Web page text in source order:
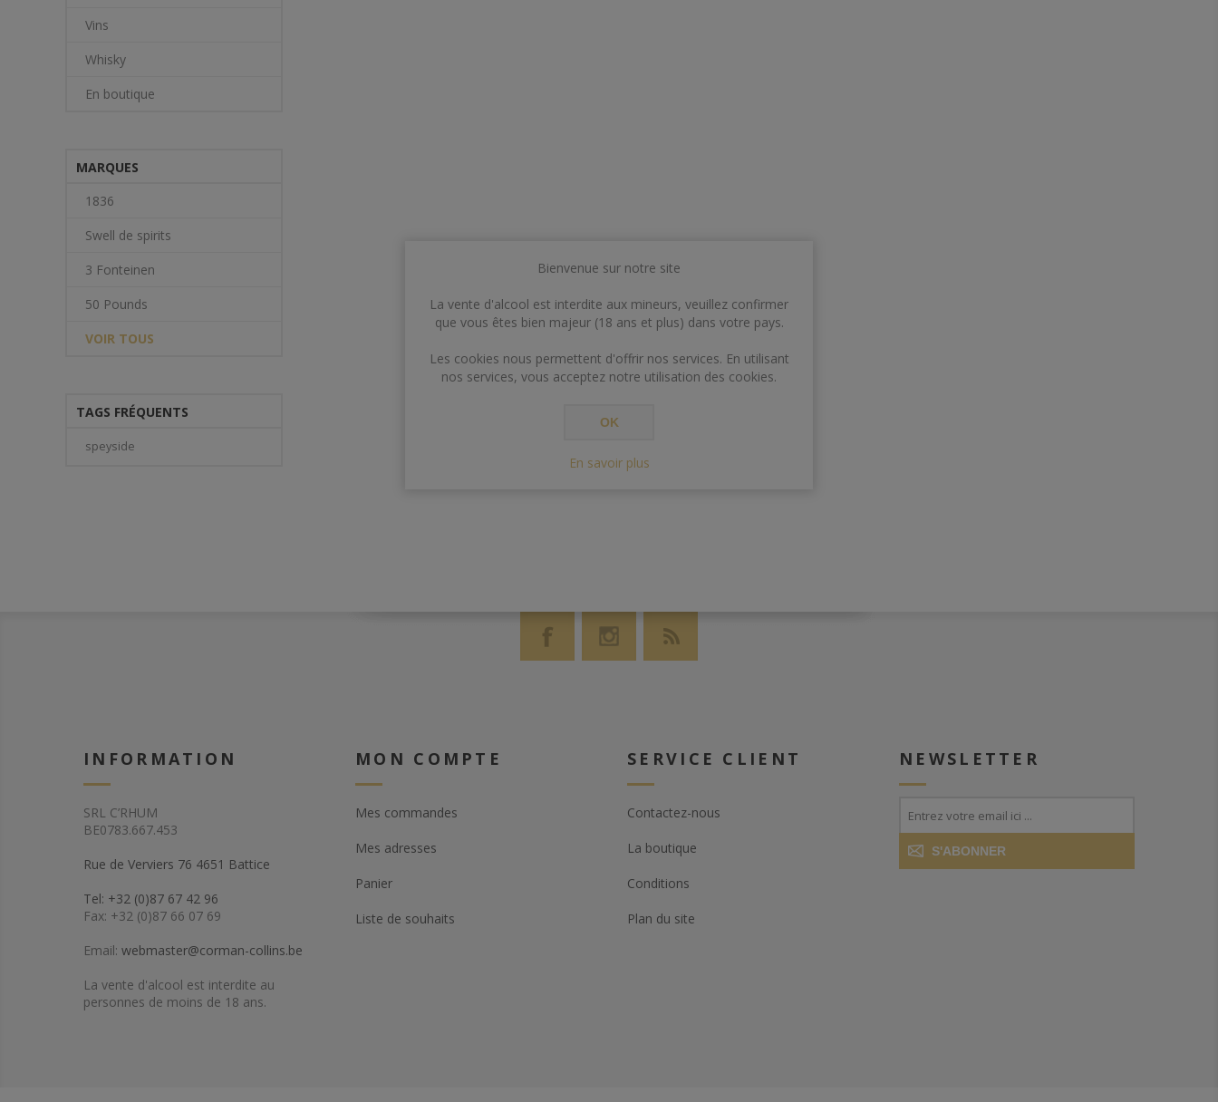
Vins
Whisky
En boutique
MARQUES
1836
Swell de spirits
3 Fonteinen
50 Pounds
VOIR TOUS
TAGS FRÉQUENTS
speyside
INFORMATION
SRL C’RHUM
BE0783.667.453
Rue de Verviers 76 4651 Battice
Tel: +32 (0)87 67 42 96
Fax: +32 (0)87 66 07 69
Email: webmaster@corman-collins.be
La vente d'alcool est interdite au
personnes de moins de 18 ans.
MON COMPTE
Mes commandes
Mes adresses
Panier
Liste de souhaits
SERVICE CLIENT
Contactez-nous
La boutique
Conditions
Plan du site
NEWSLETTER
S'ABONNER
Bienvenue sur notre site
La vente d'alcool est interdite aux mineurs, veuillez confirmer
que vous êtes bien majeur (18 ans et plus) dans votre pays.
Les cookies nous permettent d'offrir nos services. En utilisant
nos services, vous acceptez notre utilisation des cookies.
OK
En savoir plus